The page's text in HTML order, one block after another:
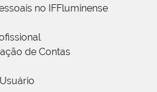
no IFFluminense
de Contas